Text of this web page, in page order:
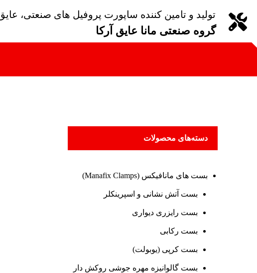
تولید و تامین کننده ساپورت پروفیل های صنعتی،
گروه صنعتی مانا عایق آرکا
دسته‌های محصولات
بست های مانافیکس (Manafix Clamps)
بست آتش نشانی و اسپرینکلر
بست رایزری دیواری
بست رکابی
بست کرپی (یوبولت)
بست گالوانیزه مهره جوشی روکش دار